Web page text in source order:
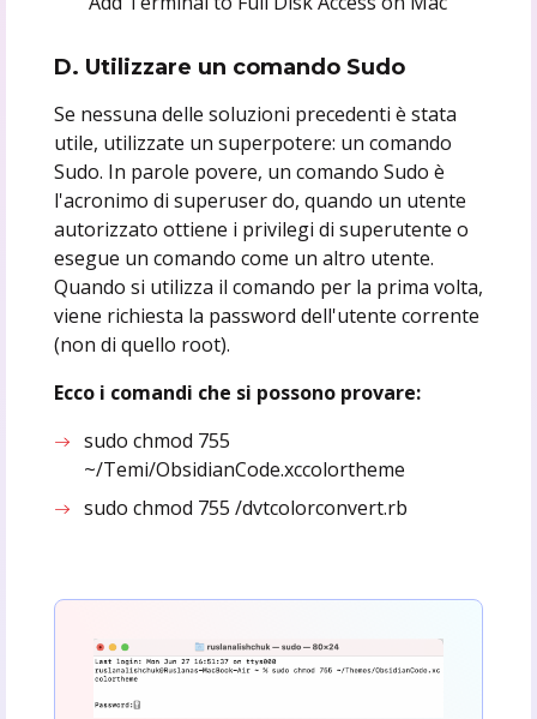
D. Utilizzare un comando Sudo
Se nessuna delle soluzioni precedenti è stata
utile, utilizzate un superpotere: un comando
Sudo. In parole povere, un comando Sudo è
l'acronimo di superuser do, quando un utente
autorizzato ottiene i privilegi di superutente o
esegue un comando come un altro utente.
Quando si utilizza il comando per la prima volta,
viene richiesta la password dell'utente corrente
(non di quello root).
Ecco i comandi che si possono provare:
sudo chmod 755
~/Temi/ObsidianCode.xccolortheme
sudo chmod 755 /dvtcolorconvert.rb